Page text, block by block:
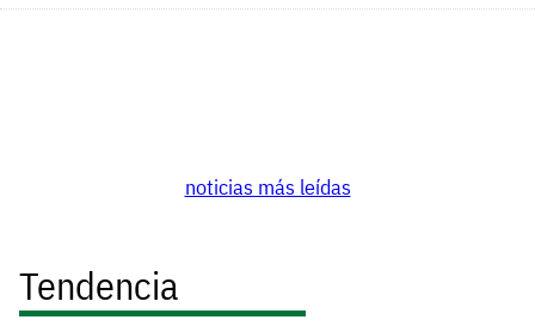
noticias más leídas
Tendencia